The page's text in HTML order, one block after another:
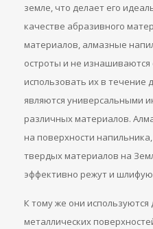
земле, что делает его
качестве абразивного
материалов, алмазные
остроты и не
использовать их в течение
являются универсальными
различных материалов.
на поверхности
твердых материалов на
эффективно режут и
К тому же они
металлических